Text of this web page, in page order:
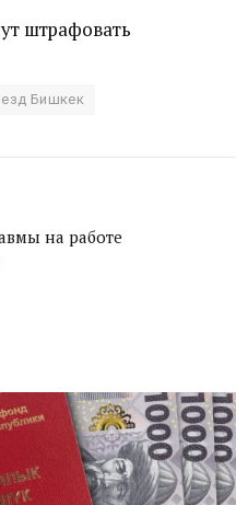
штрафовать
Бишкек
на работе